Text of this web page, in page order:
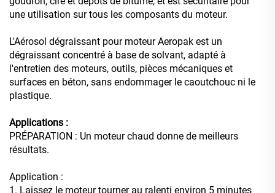
une utilisation sur tous les composants du moteur.
L'Aérosol dégraissant pour moteur Aeropak est un
dégraissant concentré à base de solvant, adapté à
l'entretien des moteurs, outils, pièces mécaniques et
surfaces en béton, sans endommager le caoutchouc ni le
plastique.
Applications :
PRÉPARATION : Un moteur chaud donne de meilleurs
résultats.
Application :
1. Laissez le moteur tourner au ralenti environ 5 minutes